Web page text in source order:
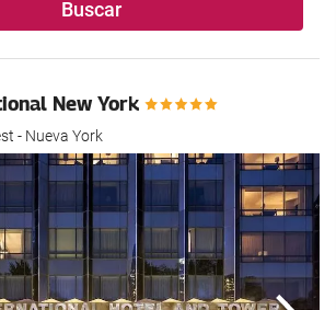
Buscar
New York
- Nueva York